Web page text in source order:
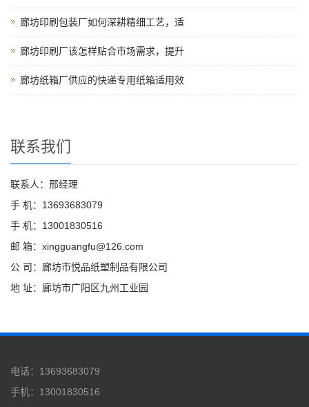
廊坊印刷包装厂如何深耕精细工艺，适
廊坊印刷厂该怎样贴合市场需求，提升
廊坊纸箱厂供应的快递专用纸箱适用效
联系我们
联系人：邢经理
手 机：13693683079
手 机：13001830516
邮 箱：xingguangfu@126.com
公 司：廊坊市悦品纸塑制品有限公司
地 址：廊坊市广阳区九州工业园
电话：13693683079
手机：13001830516